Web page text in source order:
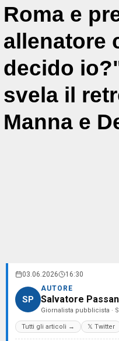
Roma e
allenatore
decido
svela il
Manna e
03.06.2026 16:30
SP
AUTORE
Salvatore
Giornalista pubblicista ·
Tutti gli articoli → 𝕏 Twitter